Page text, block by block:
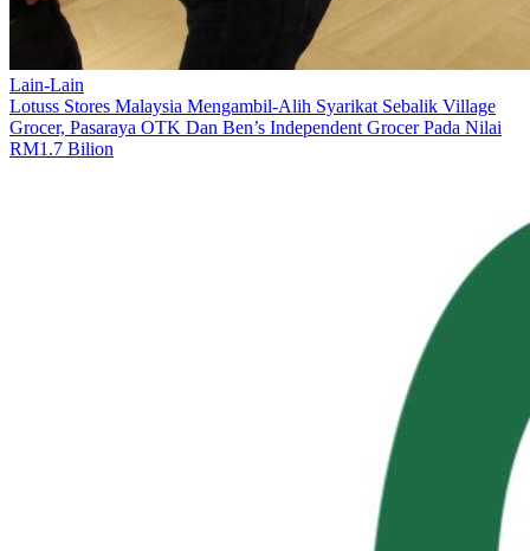
Lain-Lain
Lotuss Stores Malaysia Mengambil-Alih Syarikat Sebalik Village
Grocer, Pasaraya OTK Dan Ben’s Independent Grocer Pada Nilai
RM1.7 Bilion